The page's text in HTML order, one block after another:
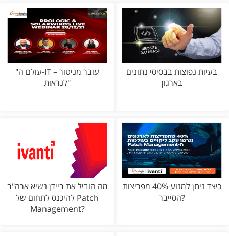
בעיות נפוצות בבסיסי נתונים
בארגון
"עולם ה-IT עובר מניטור –
לנראות"
כיצד ניתן למנוע 40% מפריצות
הסייבר?
מה הוביל את ביידן נשיא ארה"ב
להיכנס לתחום של Patch
Management?